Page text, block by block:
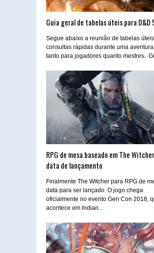
Guia geral de tabelas úteis para D&D
Segue abaixo a reunião de tabelas
consultas rápidas durante uma
tanto para jogadores quanto mestres.
RPG de mesa baseado em The
data de lançamento
Finalmente The Witcher para RPG de
data para ser lançado. O jogo chega
oficialmente no evento Gen Con 2018,
acontece em Indian...